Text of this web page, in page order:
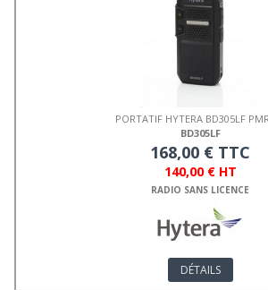
PORTATIF HYTERA BD305LF
BD305LF
168,00 € TTC
140,00 € HT
RADIO SANS LICENCE
DÉTAILS